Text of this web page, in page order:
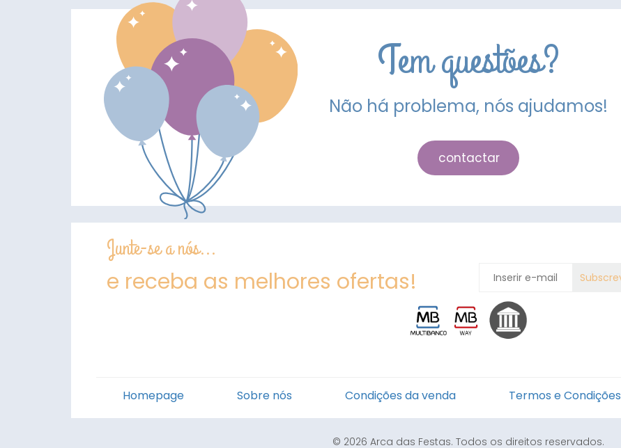
Tem questões?
Não há problema, nós ajudamos!
contactar
Junte-se a nós...
e receba as melhores ofertas!
Homepage Sobre nós Condições da venda Termos e Condições
© 2026 Arca das Festas. Todos os direitos reservados.